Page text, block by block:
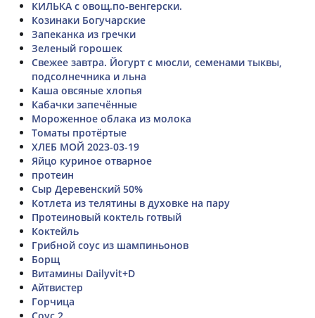
КИЛЬКА с овощ.по-венгерски.
Козинаки Богучарские
Запеканка из гречки
Зеленый горошек
Свежее завтра. Йогурт с мюсли, семенами тыквы,
подсолнечника и льна
Каша овсяные хлопья
Кабачки запечённые
Мороженное облака из молока
Томаты протëртые
ХЛЕБ МОЙ 2023-03-19
Яйцо куриное отварное
протеин
Сыр Деревенский 50%
Котлета из телятины в духовке на пару
Протеиновый коктель готвый
Коктейль
Грибной соус из шампиньонов
Борщ
Витамины Dailyvit+D
Айтвистер
Горчица